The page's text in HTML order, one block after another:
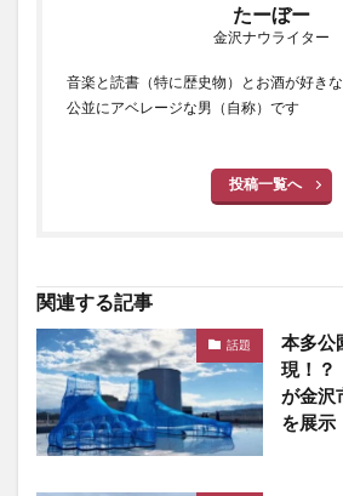
たーぼー
金沢ナウライター
音楽と読書（特に歴史物）とお酒が好き
公並にアベレージな男（自称）です
投稿一覧へ
関連する記事
話題
本多公
現！
が金沢
を展示